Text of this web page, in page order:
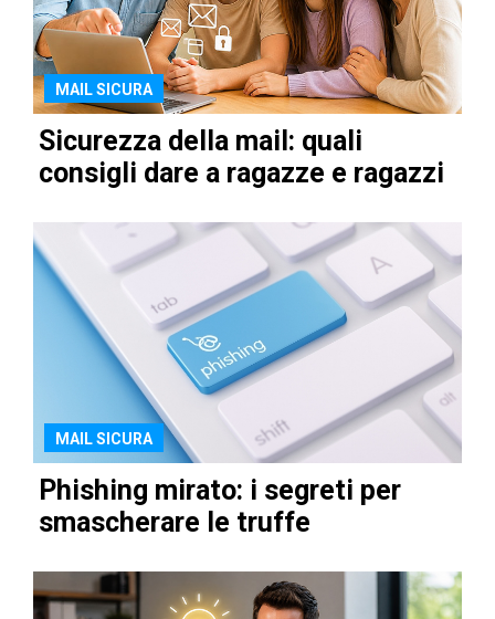
MAIL SICURA
Sicurezza della mail: quali
consigli dare a ragazze e ragazzi
MAIL SICURA
Phishing mirato: i segreti per
smascherare le truffe